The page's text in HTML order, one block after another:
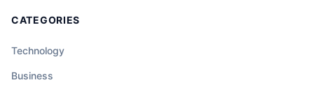
CATEGORIES
Technology
Business